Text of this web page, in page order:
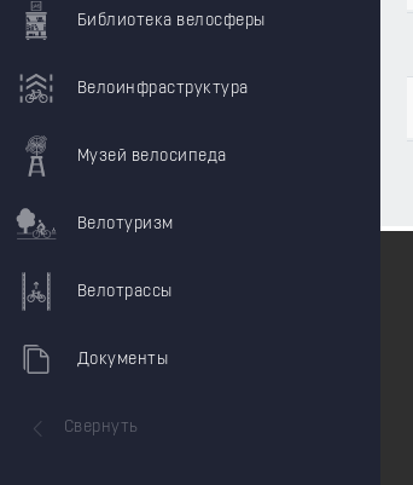
Библиотека велосферы
Велоинфраструктура
Музей велосипеда
Велотуризм
Велотрассы
Документы
Свернуть